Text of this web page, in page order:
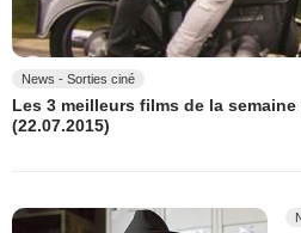
News - Sorties ciné
Les 3 meilleurs films de la
(22.07.2015)